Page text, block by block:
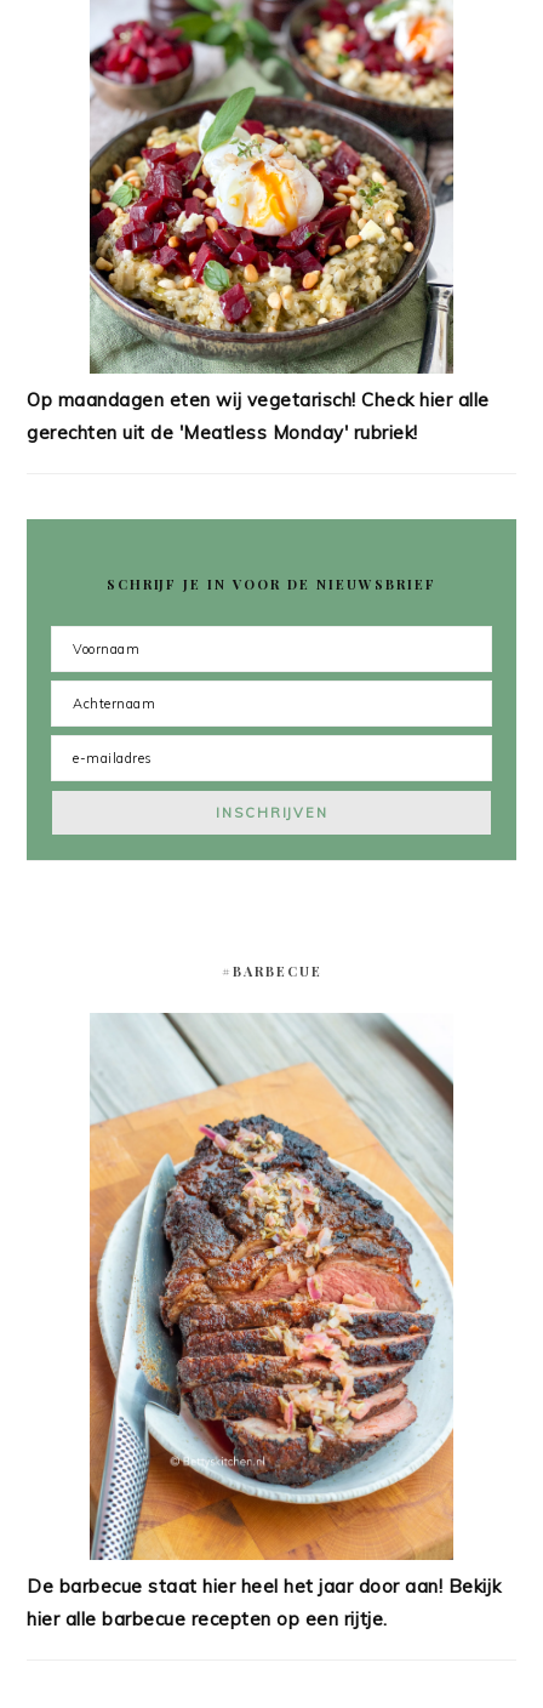
Op maandagen eten wij vegetarisch! Check hier alle
gerechten uit de 'Meatless Monday' rubriek!
SCHRIJF JE IN VOOR DE NIEUWSBRIEF
#BARBECUE
De barbecue staat hier heel het jaar door aan! Bekijk
hier alle barbecue recepten op een rijtje.